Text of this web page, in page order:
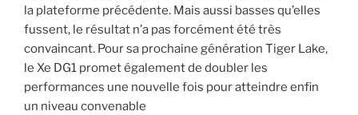
la plateforme précédente. Mais aussi basses qu’elles
fussent, le résultat n’a pas forcément été très
convaincant. Pour sa prochaine génération Tiger Lake,
le Xe DG1 promet également de doubler les
performances une nouvelle fois pour atteindre enfin
un niveau convenable